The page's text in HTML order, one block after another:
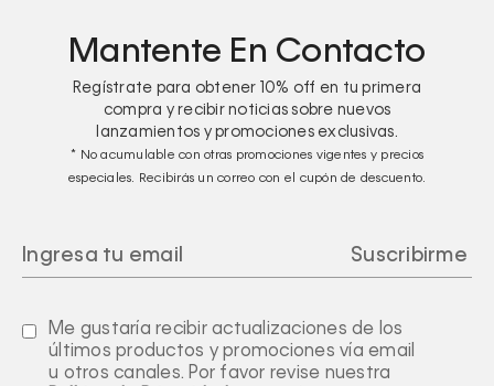
Mantente En Contacto
Regístrate para obtener 10% off en tu primera
compra y recibir noticias sobre nuevos
lanzamientos y promociones exclusivas.
* No acumulable con otras promociones vigentes y precios
especiales. Recibirás un correo con el cupón de descuento.
Me gustaría recibir actualizaciones de los
últimos productos y promociones vía email
u otros canales. Por favor revise nuestra